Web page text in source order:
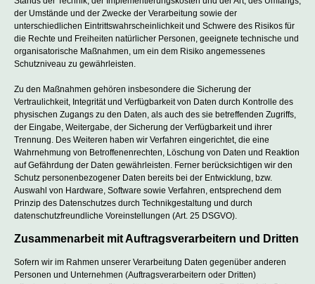
der Umstände und der Zwecke der Verarbeitung sowie der
unterschiedlichen Eintrittswahrscheinlichkeit und Schwere des Risikos für
die Rechte und Freiheiten natürlicher Personen, geeignete technische und
organisatorische Maßnahmen, um ein dem Risiko angemessenes
Schutzniveau zu gewährleisten.
Zu den Maßnahmen gehören insbesondere die Sicherung der
Vertraulichkeit, Integrität und Verfügbarkeit von Daten durch Kontrolle des
physischen Zugangs zu den Daten, als auch des sie betreffenden Zugriffs,
der Eingabe, Weitergabe, der Sicherung der Verfügbarkeit und ihrer
Trennung. Des Weiteren haben wir Verfahren eingerichtet, die eine
Wahrnehmung von Betroffenenrechten, Löschung von Daten und Reaktion
auf Gefährdung der Daten gewährleisten. Ferner berücksichtigen wir den
Schutz personenbezogener Daten bereits bei der Entwicklung, bzw.
Auswahl von Hardware, Software sowie Verfahren, entsprechend dem
Prinzip des Datenschutzes durch Technikgestaltung und durch
datenschutzfreundliche Voreinstellungen (Art. 25 DSGVO).
Zusammenarbeit mit Auftragsverarbeitern und Dritten
Sofern wir im Rahmen unserer Verarbeitung Daten gegenüber anderen
Personen und Unternehmen (Auftragsverarbeitern oder Dritten)